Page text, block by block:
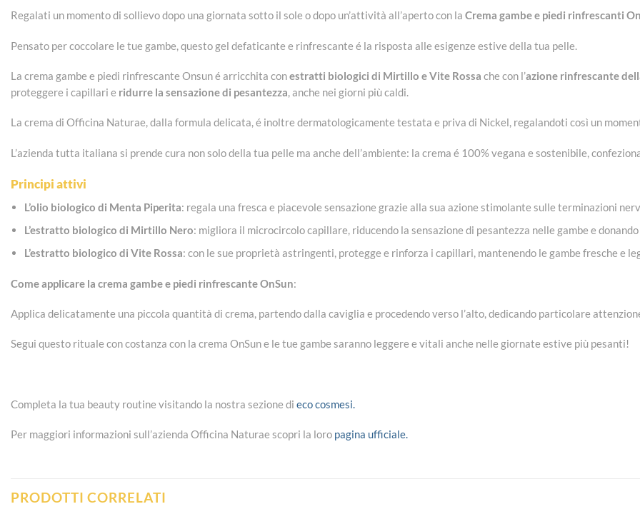
Regalati un momento di sollievo dopo una giornata sotto il sole o dopo un’attività all’aperto con la Crema gambe e piedi rinfrescanti
Pensato per coccolare le tue gambe, questo gel defaticante e rinfrescante é la risposta alle esigenze estive della tua pelle.
La crema gambe e piedi rinfrescante Onsun é arricchita conestratti biologici di Mirtillo e Vite Rossa che con l’azione rinfrescante
proteggere i capillari e ridurre la sensazione di pesantezza, anche nei giorni più caldi.
La crema di Officina Naturae, dalla formula delicata, é inoltre dermatologicamente testata e priva di Nickel, regalandoti così un
L’azienda tutta italiana si prende cura non solo della tua pelle ma anche dell’ambiente: la crema é 100% vegana e sostenibile,
Principi attivi
L’olio biologico di Menta Piperita: regala una fresca e piacevole sensazione grazie alla sua azione stimolante sulle terminazioni
L’estratto biologico di Mirtillo Nero: migliora il microcircolo capillare, riducendo la sensazione di pesantezza nelle gambe e
L’estratto biologico di Vite Rossa: con le sue proprietà astringenti, protegge e rinforza i capillari, mantenendo le gambe fresche e
Come applicare la crema gambe e piedi rinfrescante OnSun:
Applica delicatamente una piccola quantità di crema, partendo dalla caviglia e procedendo verso l’alto, dedicando particolare
Segui questo rituale con costanza con la crema OnSun e le tue gambe saranno leggere e vitali anche nelle giornate estive più pesanti!
Completa la tua beauty routine visitando la nostra sezione di eco cosmesi.
Per maggiori informazioni sull’azienda Officina Naturae scopri la loro pagina ufficiale.
PRODOTTI CORRELATI